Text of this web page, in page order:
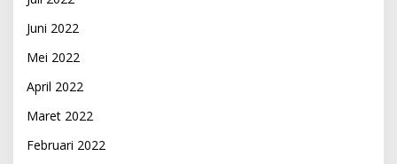
Juni 2022
Mei 2022
April 2022
Maret 2022
Februari 2022